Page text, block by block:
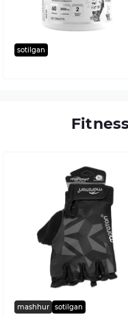
sotilgan
mashhur sotilgan